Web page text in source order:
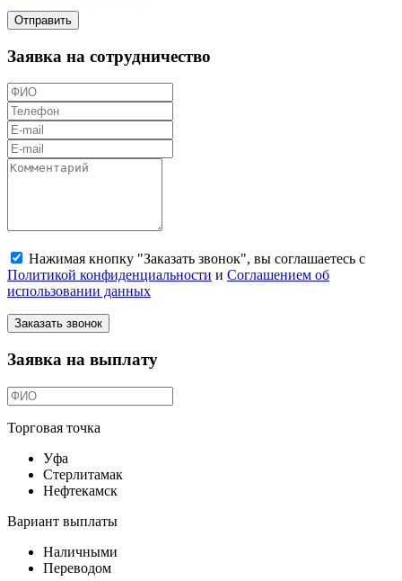
Отправить
Заявка на сотрудничество
Нажимая кнопку "Заказать звонок", вы соглашаетесь с
Политикой конфиденциальности и Соглашением об
использовании данных
Заказать звонок
Заявка на выплату
Торговая точка
Уфа
Стерлитамак
Нефтекамск
Вариант выплаты
Наличными
Переводом